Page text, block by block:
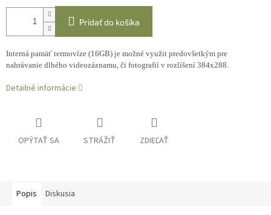
Pridať do košíka
Interná pamäť termovíze (16GB) je možné využit predovšetkým pre
nahrávanie dlhého videozáznamu, či fotografií v rozlíšení 384x288.
Detailné informácie
OPÝTAŤ SA STRÁŽIŤ ZDIEĽAŤ
Popis Diskusia